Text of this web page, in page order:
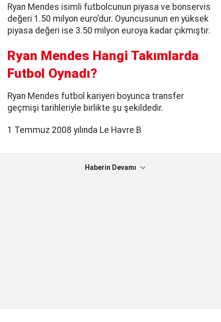
Ryan Mendes isimli futbolcunun piyasa ve bonservis
değeri 1.50 milyon euro'dur. Oyuncusunun en yüksek
piyasa değeri ise 3.50 milyon euroya kadar çıkmıştır.
Ryan Mendes Hangi Takımlarda
Futbol Oynadı?
Ryan Mendes futbol kariyeri boyunca transfer
geçmişi tarihleriyle birlikte şu şekildedir.
1 Temmuz 2008 yılında Le Havre B
Haberin Devamı